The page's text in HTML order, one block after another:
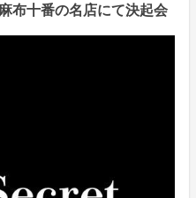
布十番の名店にて決起会